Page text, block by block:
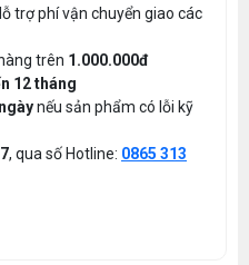
trợ phí vận chuyển giao các
trên 1.000.000đ
12 tháng
nếu sản phẩm có lỗi kỹ
, qua số Hotline: 0865 313